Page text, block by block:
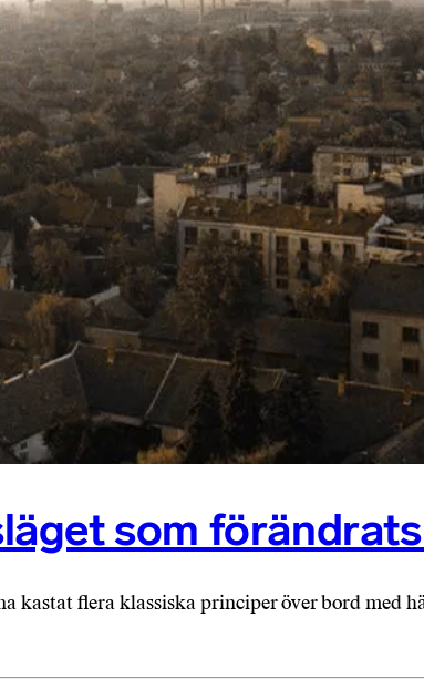
som
kastat flera klassiska principer över bord med